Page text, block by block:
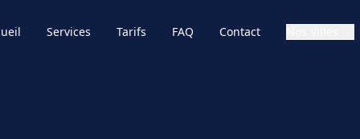
Services Tarifs FAQ Contact